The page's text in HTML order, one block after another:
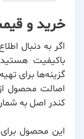
خرید و
اگر به دنبال
باکیفیت
گزینه‌ها برای
اصالت محصول
کندر اصل به
این محصول